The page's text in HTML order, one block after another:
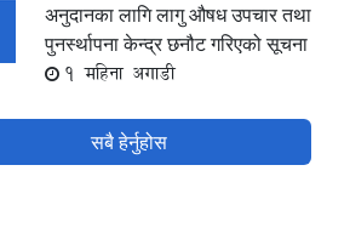
अनुदानका लागि लागु औषध उपचार तथा
पुनर्स्थापना केन्द्र छनौट गरिएको सूचना
1 महिना अगाडी
सबै हेर्नुहोस